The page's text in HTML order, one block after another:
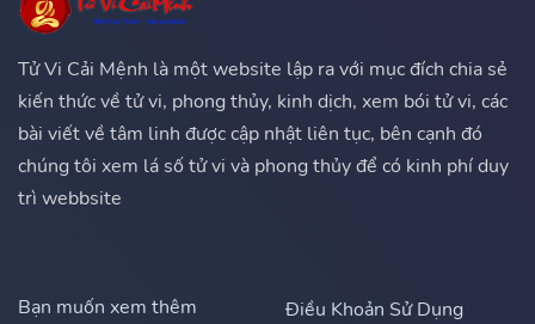
Tử Vi Cải Mệnh là một website lập ra với mục đích chia sẻ
kiến thức về tử vi, phong thủy, kinh dịch, xem bói tử vi, các
bài viết về tâm linh được cập nhật liên tục, bên cạnh đó
chúng tôi xem lá số tử vi và phong thủy để có kinh phí duy
trì webbsite
Bạn muốn xem thêm
Điều Khoản Sử Dụng